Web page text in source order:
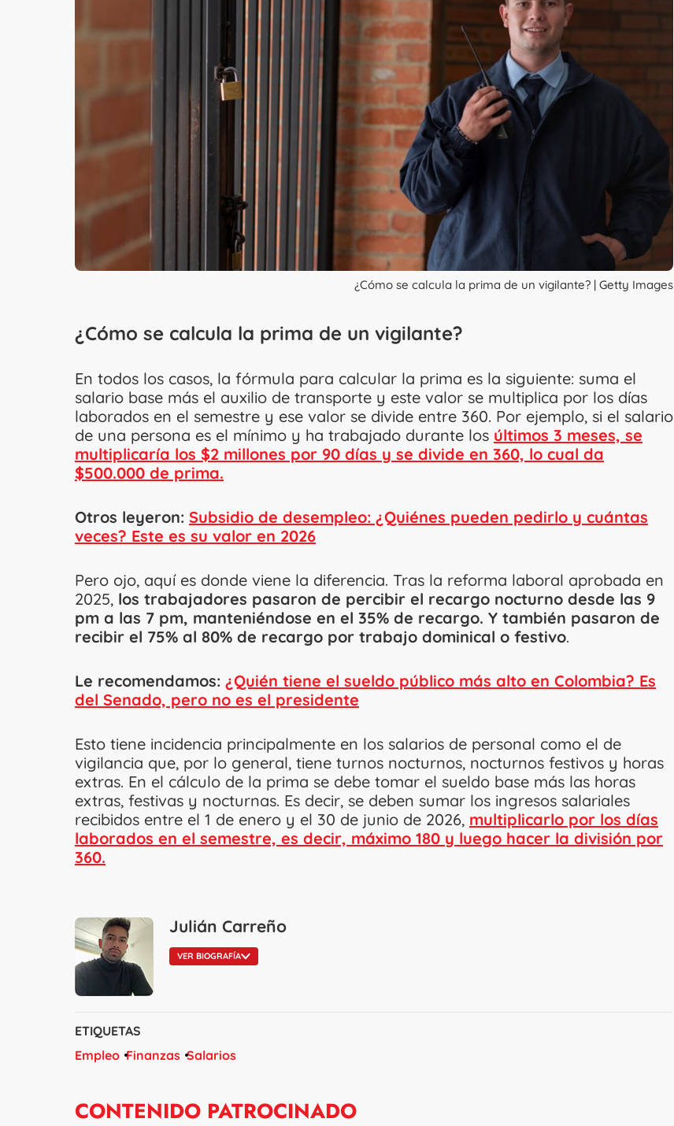
¿Cómo se calcula la prima de un vigilante? | Getty Images
¿Cómo se calcula la prima de un vigilante?
En todos los casos, la fórmula para calcular la prima es la siguiente: suma el
salario base más el auxilio de transporte y este valor se multiplica por los días
laborados en el semestre y ese valor se divide entre 360. Por ejemplo, si el salario
de una persona es el mínimo y ha trabajado durante los últimos 3 meses, se
multiplicaría los $2 millones por 90 días y se divide en 360, lo cual da
$500.000 de prima.
Otros leyeron: Subsidio de desempleo: ¿Quiénes pueden pedirlo y cuántas
veces? Este es su valor en 2026
Pero ojo, aquí es donde viene la diferencia. Tras la reforma laboral aprobada en
2025, los trabajadores pasaron de percibir el recargo nocturno desde las 9
pm a las 7 pm, manteniéndose en el 35% de recargo. Y también pasaron de
recibir el 75% al 80% de recargo por trabajo dominical o festivo.
Le recomendamos: ¿Quién tiene el sueldo público más alto en Colombia? Es
del Senado, pero no es el presidente
Esto tiene incidencia principalmente en los salarios de personal como el de
vigilancia que, por lo general, tiene turnos nocturnos, nocturnos festivos y horas
extras. En el cálculo de la prima se debe tomar el sueldo base más las horas
extras, festivas y nocturnas. Es decir, se deben sumar los ingresos salariales
recibidos entre el 1 de enero y el 30 de junio de 2026, multiplicarlo por los días
laborados en el semestre, es decir, máximo 180 y luego hacer la división por
360.
Julián Carreño
VER BIOGRAFÍA
ETIQUETAS
Empleo Finanzas Salarios
CONTENIDO PATROCINADO